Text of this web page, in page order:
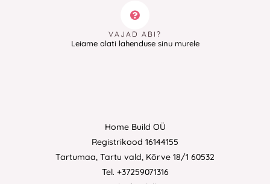
VAJAD ABI?
Leiame alati lahenduse sinu murele
Home Build OÜ
Registrikood 16144155
Tartumaa, Tartu vald, Kõrve 18/1 60532
Tel. +37259071316